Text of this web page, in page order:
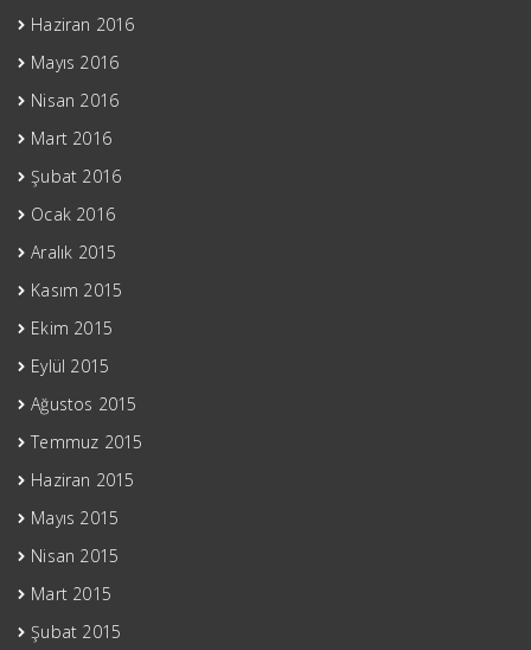
Haziran 2016
Mayıs 2016
Nisan 2016
Mart 2016
Şubat 2016
Ocak 2016
Aralık 2015
Kasım 2015
Ekim 2015
Eylül 2015
Ağustos 2015
Temmuz 2015
Haziran 2015
Mayıs 2015
Nisan 2015
Mart 2015
Şubat 2015